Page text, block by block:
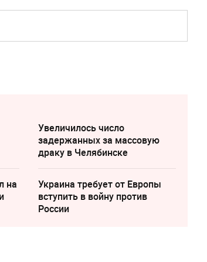
Увеличилось число
задержанных за массовую
драку в Челябинске
на
Украина требует от Европы
вступить в войну против
России